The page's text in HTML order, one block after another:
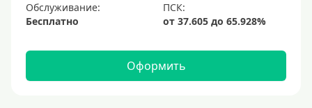
Обслуживание:
Бесплатно
Оформить